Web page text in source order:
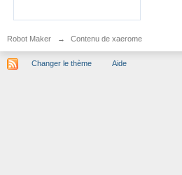
Robot Maker → Contenu de xaerome
Changer le thème Aide